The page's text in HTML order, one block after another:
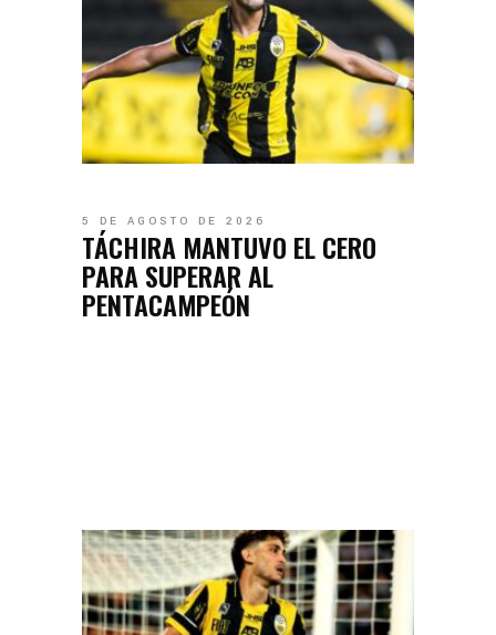
5 DE AGOSTO DE 2026
TÁCHIRA MANTUVO EL CERO
PARA SUPERAR AL
PENTACAMPEÓN